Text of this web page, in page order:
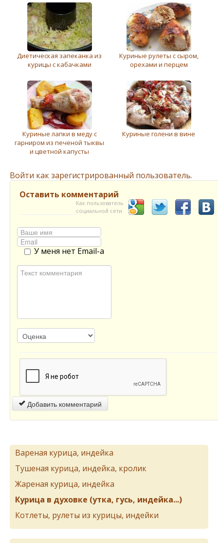
Диетическая запеканка из
курицы с кабачками
Куриные рулеты с сыром,
орехами и перцем
Куриные лапки в меду с
гарниром из печеной тыквы
и цветной капусты
Куриные голени в вине
Войти как зарегистрированный пользователь.
Оставить комментарий
Как пользователь
социальной сети
У меня нет Email-а
Добавить комментарий
Вареная курица, индейка
Тушеная курица, индейка, кролик
Жареная курица, индейка
Курица в духовке (утка, гусь, индейка...)
Котлеты, рулеты из курицы, индейки